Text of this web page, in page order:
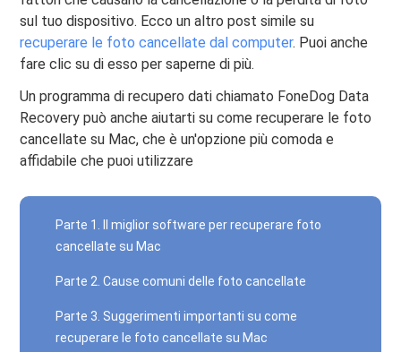
sul tuo dispositivo. Ecco un altro post simile su
recuperare le foto cancellate dal computer. Puoi anche
fare clic su di esso per saperne di più.
Un programma di recupero dati chiamato FoneDog Data
Recovery può anche aiutarti su come recuperare le foto
cancellate su Mac, che è un'opzione più comoda e
affidabile che puoi utilizzare
Parte 1. Il miglior software per recuperare foto
cancellate su Mac
Parte 2. Cause comuni delle foto cancellate
Parte 3. Suggerimenti importanti su come
recuperare le foto cancellate su Mac